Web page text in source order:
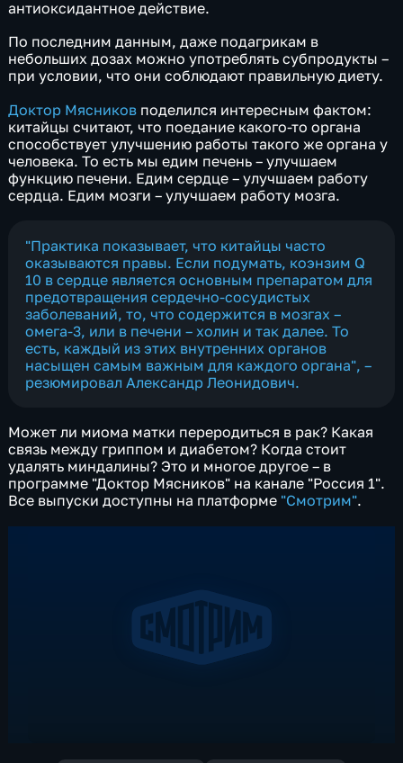
антиоксидантное действие.
По последним данным, даже подагрикам в
небольших дозах можно употреблять субпродукты –
при условии, что они соблюдают правильную диету.
Доктор Мясников поделился интересным фактом:
китайцы считают, что поедание какого-то органа
способствует улучшению работы такого же органа у
человека. То есть мы едим печень – улучшаем
функцию печени. Едим сердце – улучшаем работу
сердца. Едим мозги – улучшаем работу мозга.
"Практика показывает, что китайцы часто
оказываются правы. Если подумать, коэнзим Q
10 в сердце является основным препаратом для
предотвращения сердечно-сосудистых
заболеваний, то, что содержится в мозгах –
омега-3, или в печени – холин и так далее. То
есть, каждый из этих внутренних органов
насыщен самым важным для каждого органа", –
резюмировал Александр Леонидович.
Может ли миома матки переродиться в рак? Какая
связь между гриппом и диабетом? Когда стоит
удалять миндалины? Это и многое другое – в
программе "Доктор Мясников" на канале "Россия 1".
Все выпуски доступны на платформе "Смотрим".